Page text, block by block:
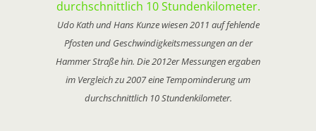
Udo Kath und Hans Kunze wiesen 2011 auf fehlende
Pfosten und Geschwindigkeitsmessungen an der
Hammer Straße hin. Die 2012er Messungen ergaben
im Vergleich zu 2007 eine Tempominderung um
durchschnittlich 10 Stundenkilometer.